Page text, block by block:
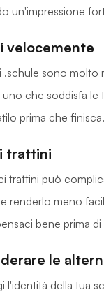
un'impressione
velocemente
.schule sono molto
che soddisfa le
prima che finisca.
trattini
trattini può
renderlo meno
bene prima di
le
l'identità della tua